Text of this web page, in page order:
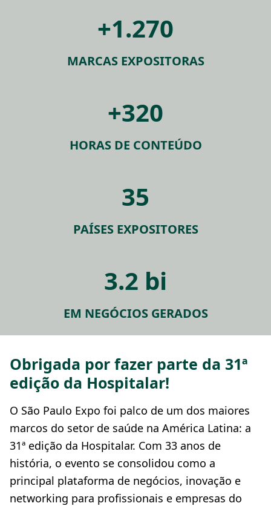
+1.270
MARCAS EXPOSITORAS
+320
HORAS DE CONTEÚDO
35
PAÍSES EXPOSITORES
3.2 bi
EM NEGÓCIOS GERADOS
Obrigada por fazer parte da 31ª
edição da Hospitalar!
O São Paulo Expo foi palco de um dos maiores
marcos do setor de saúde na América Latina: a
31ª edição da Hospitalar. Com 33 anos de
história, o evento se consolidou como a
principal plataforma de negócios, inovação e
networking para profissionais e empresas do